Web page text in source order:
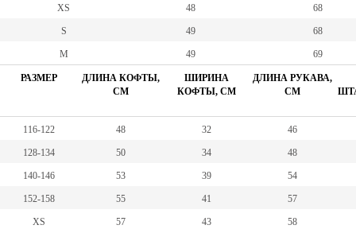
XS 48 68
S 49 68
M 49 69
РАЗМЕР
ДЛИНА КОФТЫ,
СМ
ШИРИНА
КОФТЫ, СМ
ДЛИНА РУКАВА,
СМ
116-122 48 32 46
128-134 50 34 48
140-146 53 39 54
152-158 55 41 57
XS 57 43 58